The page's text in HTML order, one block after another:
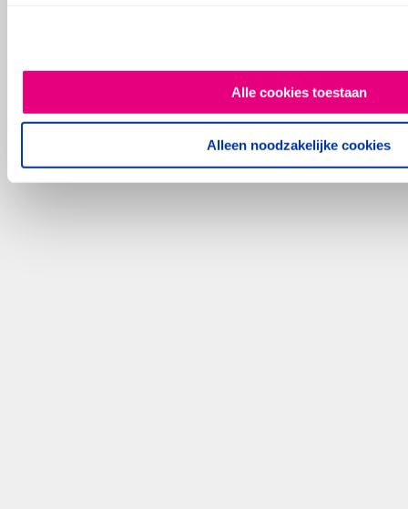
Alle cookies toestaan
Alleen noodzakelijke cookies